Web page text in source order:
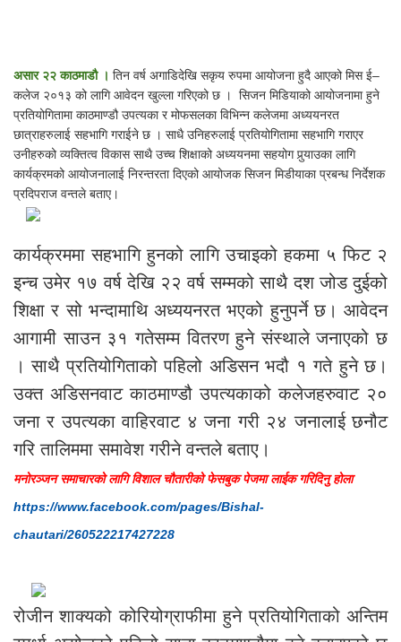
असार २२ काठमाडौ । तिन वर्ष अगाडिदेखि सकृय रुपमा आयोजना हुदै आएको मिस ई–
कलेज २०१३ को लागि आवेदन खुल्ला गरिएको छ । सिजन मिडियाको आयोजनामा हुने
प्रतियोगितामा काठमाण्डौ उपत्यका र मोफसलका विभिन्न कलेजमा अध्ययनरत
छात्राहरुलाई सहभागि गराईने छ । साधै उनिहरुलाई प्रतियोगितामा सहभागि गराएर
उनीहरुको व्यक्तित्व विकास साथै उच्च शिक्षाको अध्ययनमा सहयोग पुर्‍याउका लागि
कार्यक्रमको आयोजनालाई निरन्तरता दिएको आयोजक सिजन मिडीयाका प्रबन्ध निर्देशक
प्रदिपराज वन्तले बताए।
कार्यक्रममा सहभागि हुनको लागि उचाइको हकमा ५ फिट २
इन्च उमेर १७ वर्ष देखि २२ वर्ष सम्मको साथै दश जोड दुईको
शिक्षा र सो भन्दामाथि अध्ययनरत भएको हुनुपर्ने छ। आवेदन
आगामी साउन ३१ गतेसम्म वितरण हुने संस्थाले जनाएको छ
। साथै प्रतियोगिताको पहिलो अडिसन भदौ १ गते हुने छ।
उक्त अडिसनवाट काठमाण्डौ उपत्यकाको कलेजहरुवाट २०
जना र उपत्यका वाहिरवाट ४ जना गरी २४ जनालाई छनौट
गरि तालिममा समावेश गरीने वन्तले बताए।
मनोरञ्जन समाचारको लागि विशाल चौतारीको फेसबुक पेजमा लाईक गरिदिनु होला
https://www.facebook.com/pages/Bishal-
chautari/260522217427228
रोजीन शाक्यको कोरियोग्राफीमा हुने प्रतियोगिताको अन्तिम